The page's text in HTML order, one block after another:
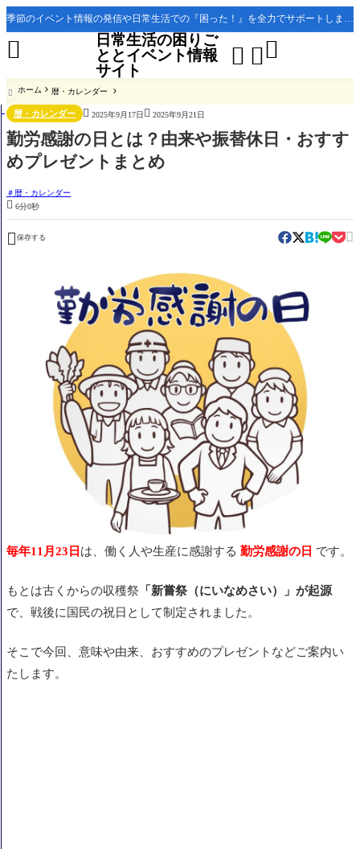
季節のイベント情報の発信や日常生活での『困った！』を全力でサポートします。
日常生活の困りご
ととイベント情報
サイト
 

 ホーム 暦・カレンダー
暦・カレンダー  2025年9月17日  2025年9月21日
勤労感謝の日とは？由来や振替休日・おすす
めプレゼントまとめ
暦・カレンダー
 6分0秒
 保存する 
毎年11月23日 は、働く人や生産に感謝する 勤労感謝の日 です。
もとは古くからの収穫祭 「新嘗祭（にいなめさい）」が起源
で、戦後に国民の祝日として制定されました。
そこで今回、意味や由来、おすすめのプレゼントなどご案内い
たします。